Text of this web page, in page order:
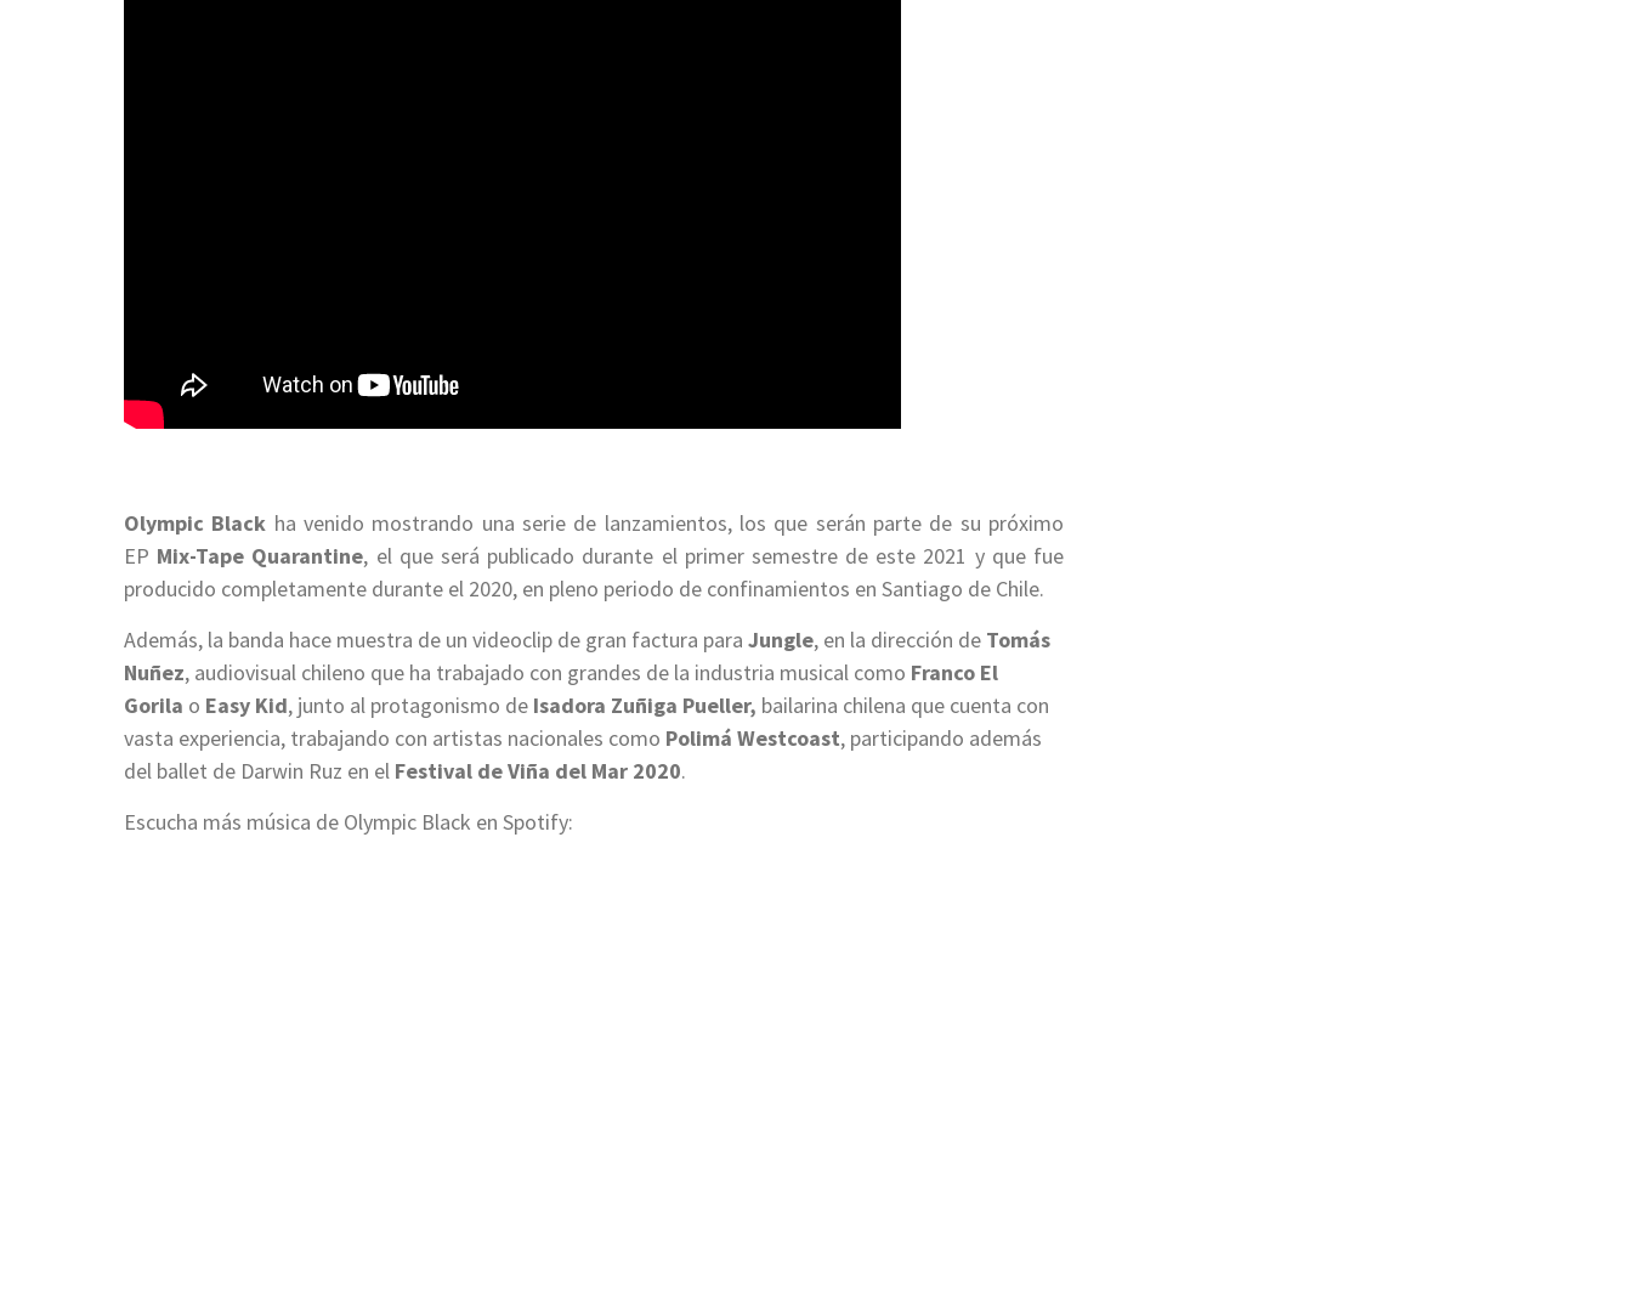
Olympic Black ha venido mostrando una serie de lanzamientos, los que serán parte de su próximo
EP Mix-Tape Quarantine, el que será publicado durante el primer semestre de este 2021 y que fue
producido completamente durante el 2020, en pleno periodo de confinamientos en Santiago de Chile.
Además, la banda hace muestra de un videoclip de gran factura para Jungle, en la dirección de Tomás
Nuñez, audiovisual chileno que ha trabajado con grandes de la industria musical como Franco El
Gorila o Easy Kid, junto al protagonismo de Isadora Zuñiga Pueller, bailarina chilena que cuenta con
vasta experiencia, trabajando con artistas nacionales como Polimá Westcoast, participando además
del ballet de Darwin Ruz en el Festival de Viña del Mar 2020.
Escucha más música de Olympic Black en Spotify: